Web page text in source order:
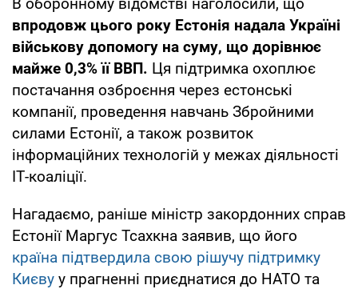
впродовж цього року Естонія надала Україні
військову допомогу на суму, що дорівнює
майже 0,3% її ВВП. Ця підтримка охоплює
постачання озброєння через естонські
компанії, проведення навчань Збройними
силами Естонії, а також розвиток
інформаційних технологій у межах діяльності
ІТ-коаліції.
Нагадаємо, раніше міністр закордонних справ
Естонії Маргус Тсахкна заявив, що його
країна підтвердила свою рішучу підтримку
Києву у прагненні приєднатися до НАТО та